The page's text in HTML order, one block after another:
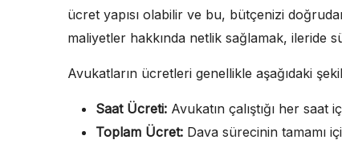
ücret yapısı olabilir ve bu, bütçenizi
maliyetler hakkında netlik sağlamak, ileride
Avukatların ücretleri genellikle aşağıdaki
Saat Ücreti: Avukatın çalıştığı her
Toplam Ücret: Dava sürecinin tamamı